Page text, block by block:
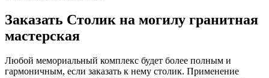
Заказать Столик на могилу гранитная
мастерская
Любой мемориальный комплекс будет более полным и
гармоничным, если заказать к нему столик. Применение